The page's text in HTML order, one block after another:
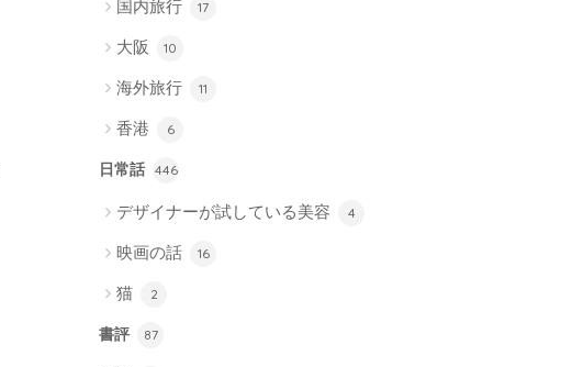
国内旅行 17
大阪 10
海外旅行 11
香港 6
日常話 446
デザイナーが試している美容 4
映画の話 16
猫 2
書評 87